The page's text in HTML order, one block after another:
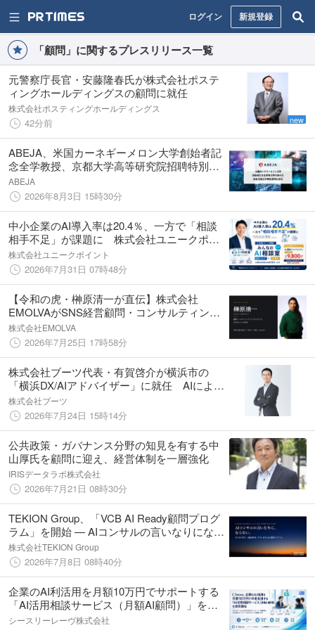
ログイン 新規登録
「顧問」に関するプレスリリース一覧
元警察庁長官・安藤隆春氏が株式会社ポステ
ィングホールディングスの顧問に就任
株式会社ポスティングホールディングス
42分前 new
ABEJA、米国カーネギーメロン大学創始者記
念全学教授、京都大学高等研究院招聘特別教
授等を務める金出 武雄氏が特別顧問に就任
ABEJA
2026年8月3日 15時30分
中小企業のAI導入率は20.4％、一方で「相談
相手不足」が課題に 株式会社ユニークポイ
ント、AI初心者向け「みんなのAI相談室」を8
月3日提供開始
株式会社ユニークポイント
2026年7月31日 07時48分
【令和の虎・榊󠄀原清一が直伝】株式会社
EMOLVAがSNS経営顧問・コンサルティング
制度を本格開始！1社で最大総再生1億回を生
んだ最強のSNS採用＆マーケティングノウハ
ウを完全開放！
株式会社EMOLVA
2026年7月25日 17時58分
株式会社ブーツ代表・有賀啓介が横浜市の
「横浜DX/AIアドバイザー」に就任 AIによる
自治体業務のアップデートを支援
株式会社ブーツ
2026年7月24日 15時14分
公共政策・ガバナンス分野の知見を有する中
山厚氏を顧問に迎え、経営体制を一層強化
IRISデータラボ株式会社
2026年7月21日 08時30分
TEKION Group、「VCB AI Ready顧問プログ
ラム」を開始 — AIコンサルの言いなりになら
ない、"自立を目指す"経営層・法人向け包括
的AI顧問契約を発表
株式会社TEKION Group
2026年7月8日 08時40分
企業のAI利活用を月額10万円でサポートする
「AI活用相談サービス（月額AI顧問）」を開
始
シースリーレーヴ株式会社